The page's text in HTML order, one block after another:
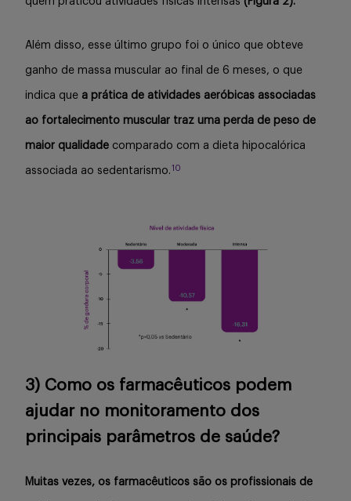
Além disso, esse último grupo foi o único que obteve
ganho de massa muscular ao final de 6 meses, o que
indica que a prática de atividades aeróbicas associadas
ao fortalecimento muscular traz uma perda de peso de
maior qualidade comparado com a dieta hipocalórica
associada ao sedentarismo.10
3) Como os farmacêuticos podem
ajudar no monitoramento dos
principais parâmetros de saúde?
Muitas vezes, os farmacêuticos são os profissionais de